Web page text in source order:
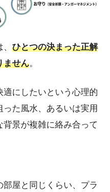
ひとつの決まった正解
ません。
にしたいという心理的
た風水、あるいは実用
景が複雑に絡み合って
屋と同じくらい、プラ